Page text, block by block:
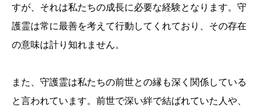
すが、それは私たちの成長に必要な経験となります。守
護霊は常に最善を考えて行動してくれており、その存在
の意味は計り知れません。
また、守護霊は私たちの前世との縁も深く関係している
と言われています。前世で深い絆で結ばれていた人や、